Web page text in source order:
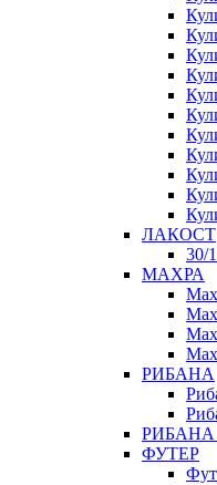
ЛАКОСТ
30/
МАХРА
РИБАНА
ФУТЕР